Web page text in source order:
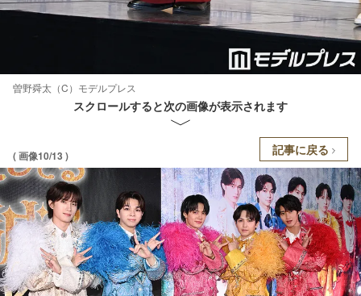
曽野舜太（C）モデルプレス
スクロールすると次の画像が表示されます
( 画像10/13 ) 記事に戻る